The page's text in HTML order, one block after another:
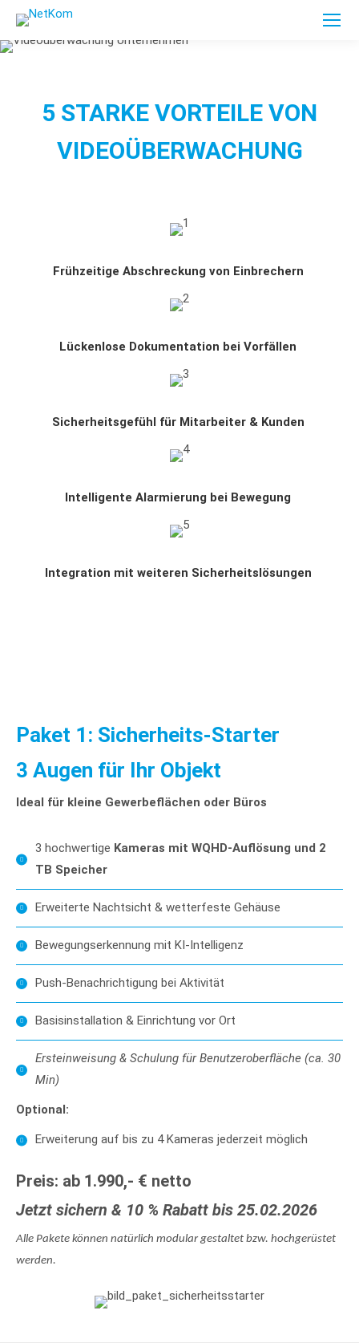
5 STARKE VORTEILE VON
VIDEOÜBERWACHUNG
Frühzeitige Abschreckung von Einbrechern
Lückenlose Dokumentation bei Vorfällen
Sicherheitsgefühl für Mitarbeiter & Kunden
Intelligente Alarmierung bei Bewegung
Integration mit weiteren Sicherheitslösungen
Paket 1: Sicherheits-Starter
3 Augen für Ihr Objekt
Ideal für kleine Gewerbeflächen oder Büros
3 hochwertige Kameras mit WQHD-Auflösung und 2
TB Speicher
Erweiterte Nachtsicht & wetterfeste Gehäuse
Bewegungserkennung mit KI-Intelligenz
Push-Benachrichtigung bei Aktivität
Basisinstallation & Einrichtung vor Ort
Ersteinweisung & Schulung für Benutzeroberfläche (ca. 30
Min)
Optional:
Erweiterung auf bis zu 4 Kameras jederzeit möglich
Preis: ab 1.990,- € netto
Jetzt sichern & 10 % Rabatt bis 25.02.2026
Alle Pakete können natürlich modular gestaltet bzw. hochgerüstet
werden.